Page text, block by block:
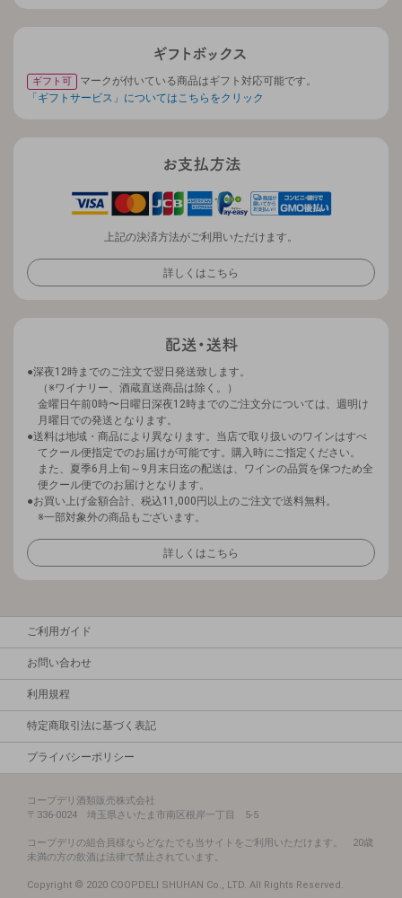
ギフト可
マークが付いている商品はギフト対応可能です。
「ギフトサービス」についてはこちらをクリック
上記の決済方法がご利用いただけます。
詳しくはこちら
深夜12時までのご注文で翌日発送致します。
（※ワイナリー、酒蔵直送商品は除く。）
金曜日午前0時〜日曜日深夜12時までのご注文分については、週明け
月曜日での発送となります。
送料は地域・商品により異なります。当店で取り扱いのワインはすべ
てクール便指定でのお届けが可能です。購入時にご指定ください。
また、夏季6月上旬～9月末日迄の配送は、ワインの品質を保つため全
便クール便でのお届けとなります。
お買い上げ金額合計、税込11,000円以上のご注文で送料無料。
※一部対象外の商品もございます。
詳しくはこちら
ご利用ガイド
お問い合わせ
利用規程
特定商取引法に基づく表記
プライバシーポリシー
コープデリ酒類販売株式会社
〒336-0024 埼玉県さいたま市南区根岸一丁目 5-5
コープデリの組合員様ならどなたでも当サイトをご利用いただけます。 20歳
未満の方の飲酒は法律で禁止されています。
Copyright © 2020 COOPDELI SHUHAN Co., LTD. All Rights Reserved.